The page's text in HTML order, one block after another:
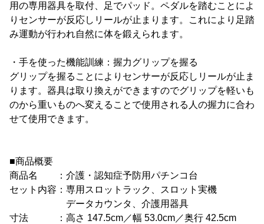
用の専用器具を取付、足でパッド。ペダルを踏むことによ
りセンサーが反応しリールが止まります。これにより足踏
み運動が行われ自然に体を鍛えられます。
・手を使った機能訓練：握力グリップを握る
グリップを握ることによりセンサーが反応しリールが止ま
ります。器具は取り換えができますのでグリップを軽いも
のから重いものへ変えることで使用される人の握力に合わ
せて使用できます。
■商品概要
商品名 ：介護・認知症予防用パチンコ台
セット内容：専用スロットラック、スロット実機
データカウンタ、介護用器具
寸法 ：高さ 147.5cm／幅 53.0cm／奥行 42.5cm